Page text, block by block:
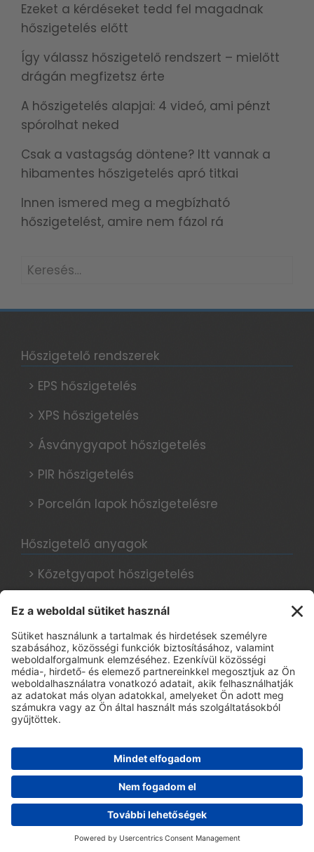
Ezeket a kérdéseket tedd fel magadnak
hőszigetelés előtt
Így válassz hőszigetelő rendszert – mielőtt
drágán megfizetsz érte
A hőszigetelés alapjai: 4 videó, ami pénzt
spórolhat neked
Csak a vastagság döntene? Itt vannak a
hibamentes hőszigetelés apró titkai
Innen ismered meg a megbízható
hőszigetelést, amire nem fázol rá
Keresés:
Hőszigetelő rendszerek
> EPS hőszigetelés
> XPS hőszigetelés
> Ásványgyapot hőszigetelés
> PIR hőszigetelés
> Porcelán lapok hőszigetelésre
Hőszigetelő anyagok
> Kőzetgyapot hőszigetelés
> Grafitos hőszigetelés
> Hungarocell hőszigetelés
Hőszigetelési tanácsok, blog
Adatkezelési tájékoztató
> E-book regisztráció
WordPress Theme - Totalby HashThemes